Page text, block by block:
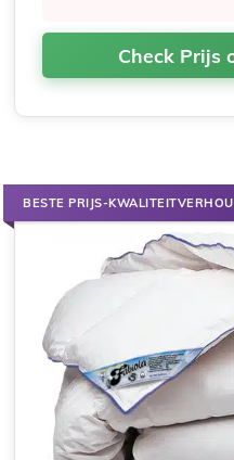
Check Prijs
BESTE PRIJS-